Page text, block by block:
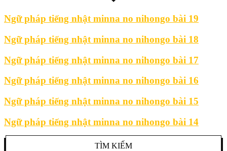
Ngữ pháp tiếng nhật minna no nihongo bài 19
Ngữ pháp tiếng nhật minna no nihongo bài 18
Ngữ pháp tiếng nhật minna no nihongo bài 17
Ngữ pháp tiếng nhật minna no nihongo bài 16
Ngữ pháp tiếng nhật minna no nihongo bài 15
Ngữ pháp tiếng nhật minna no nihongo bài 14
TÌM KIẾM